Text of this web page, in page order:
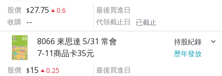
股價
27.75
0.6
收購 --
最後買進日
代領截止日
已截止
8066 來思達 5/31 常會 持股紀錄
7-11商品卡35元
歷年發放
股價
15
0.25
最後買進日